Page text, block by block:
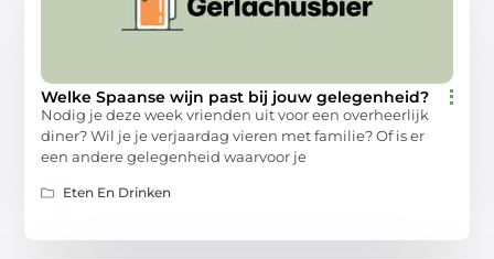
Welke Spaanse wijn past bij jouw gelegenheid?
Nodig je deze week vrienden uit voor een overheerlijk
diner? Wil je je verjaardag vieren met familie? Of is er
een andere gelegenheid waarvoor je
Eten En Drinken